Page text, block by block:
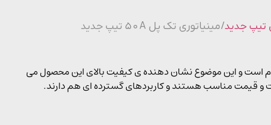
تیپ جدید/ مینیاتوری تک پل 50A تیپ جدید
بسیار مقاوم است و این موضوع نشان دهنده ی کیفیت بالای این محصول می
و قیمت مناسب هستند و کاربردهای گسترده ای هم دارند.